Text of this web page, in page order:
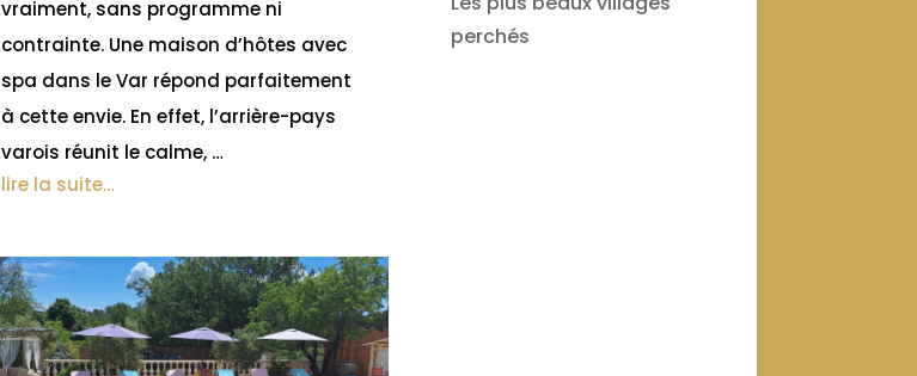
vraiment, sans programme ni
contrainte. Une maison d’hôtes avec
spa dans le Var répond parfaitement
à cette envie. En effet, l’arrière-pays
varois réunit le calme, …
lire la suite…
perchés